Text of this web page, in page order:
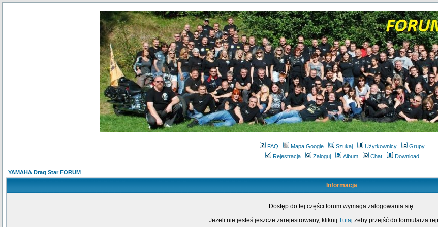
FAQ Mapa Google Szukaj Użytkownicy
Grupy
Rejestracja
Zaloguj Album Chat Download
YAMAHA Drag Star FORUM
Informacja
Dostęp do tej części forum wymaga zalogowania się.
Jeżeli nie jesteś jeszcze zarejestrowany, kliknij Tutaj żeby przejść do formularza